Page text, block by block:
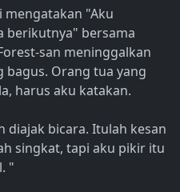
mengatakan "Aku
berikutnya" bersama
san meninggalkan
bagus. Orang tua yang
harus aku katakan.
diajak bicara. Itulah kesan
singkat, tapi aku pikir itu
"